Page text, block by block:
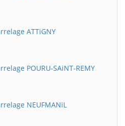
ATTiGNY
POURU-SAiNT-REMY
NEUFMANiL